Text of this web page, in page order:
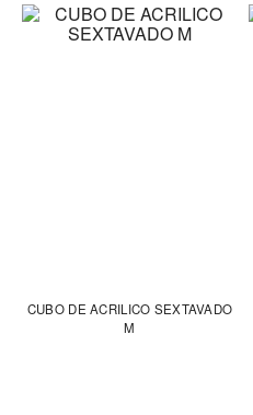
CUBO DE ACRILICO SEXTAVADO
M